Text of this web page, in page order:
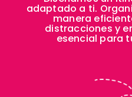
adaptado a ti.
manera
distracciones y
esencial para